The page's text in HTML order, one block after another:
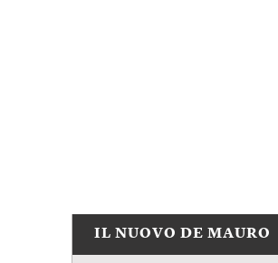
IL NUOVO DE MAURO